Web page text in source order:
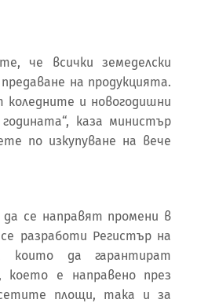
че всички земеделски
на продукцията.
и новогодишни
каза министър
по изкупуване на вече
се направят промени в
разработи Регистър на
които да гарантират
е направено през
площи, така и за